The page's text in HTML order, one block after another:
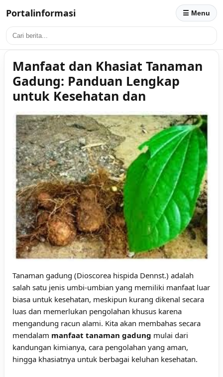
Portalinformasi ☰ Menu
Manfaat dan Khasiat Tanaman
Gadung: Panduan Lengkap
untuk Kesehatan dan
Tanaman gadung (Dioscorea hispida Dennst.) adalah
salah satu jenis umbi-umbian yang memiliki manfaat luar
biasa untuk kesehatan, meskipun kurang dikenal secara
luas dan memerlukan pengolahan khusus karena
mengandung racun alami. Kita akan membahas secara
mendalam manfaat tanaman gadung mulai dari
kandungan kimianya, cara pengolahan yang aman,
hingga khasiatnya untuk berbagai keluhan kesehatan.